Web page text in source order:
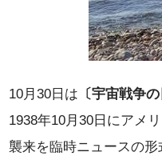
10月30日は 〔宇宙戦争の
1938年10月30日にアメ
襲来を臨時ニュースの